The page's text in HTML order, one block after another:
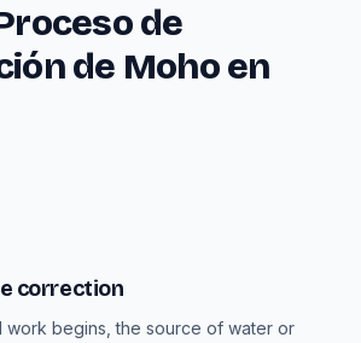
de
de Moho en
correction
work begins, the source of water or